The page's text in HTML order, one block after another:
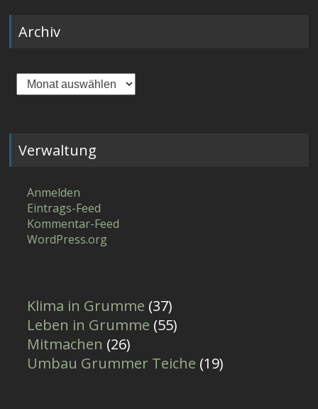
Archiv
Archiv
Verwaltung
Anmelden
Eintrags-Feed
Kommentar-Feed
WordPress.org
Klima in Grumme (37)
Leben in Grumme (55)
Mitmachen (26)
Umbau Grummer Teiche (19)